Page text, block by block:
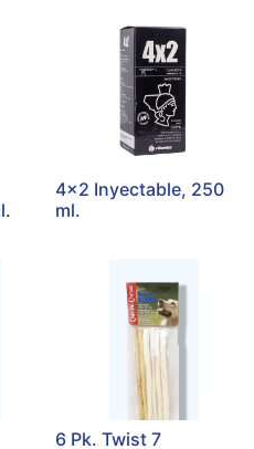
4x2 Inyectable, 250
ml.
6 Pk. Twist 7